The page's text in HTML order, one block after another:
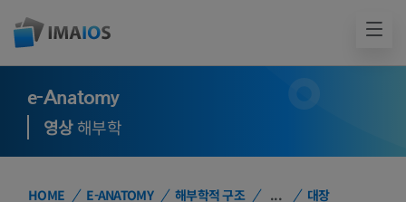
e-Anatomy
영상해부학
HOME E-ANATOMY 해부학적 구조 ...
대장